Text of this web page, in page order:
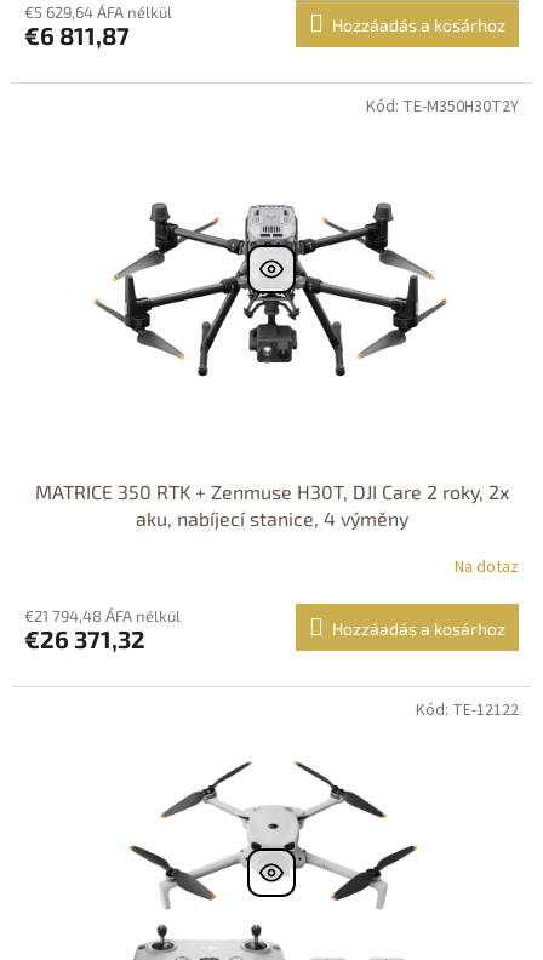
€5 629,64 ÁFA nélkül
€6 811,87 Hozzáadás a kosárhoz
MATRICE 350 RTK + Zenmuse H30T, DJI Care 2 roky, 2x
aku, nabíjecí stanice, 4 výměny
Na dotaz
€21 794,48 ÁFA nélkül
€26 371,32 Hozzáadás a kosárhoz
Kód: TE-M350H30T2Y
Kód: TE-12122